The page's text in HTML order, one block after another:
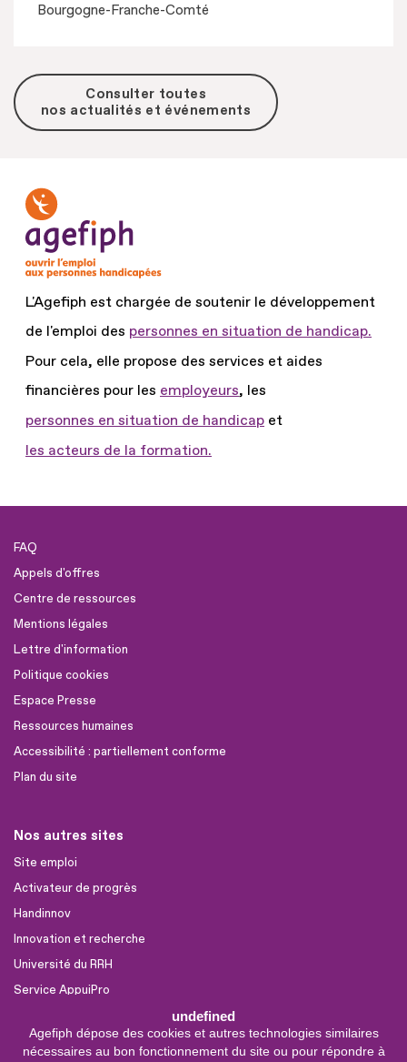
undefined
Agefiph dépose des cookies et autres technologies similaires
nécessaires au bon fonctionnement du site ou pour répondre à
Bourgogne-Franche-Comté
Consulter toutes
nos actualités et événements
L'Agefiph est chargée de soutenir le développement
de l'emploi des personnes en situation de handicap.
Pour cela, elle propose des services et aides
financières pour les employeurs, les
personnes en situation de handicap et
les acteurs de la formation.
FAQ
Appels d'offres
Centre de ressources
Mentions légales
Lettre d'information
Politique cookies
Espace Presse
Ressources humaines
Accessibilité : partiellement conforme
Plan du site
Nos autres sites
Site emploi
Activateur de progrès
Handinnov
Innovation et recherche
Université du RRH
Service AppuiPro
Nous suivre